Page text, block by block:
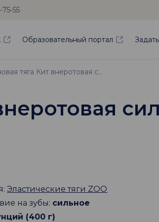
55
Образовательный портал
Резиновая тяга Кит внеротовая сильная, диаметр 1/2"
Эластические тяги ZOO
на зубы: сильное
(400 г)